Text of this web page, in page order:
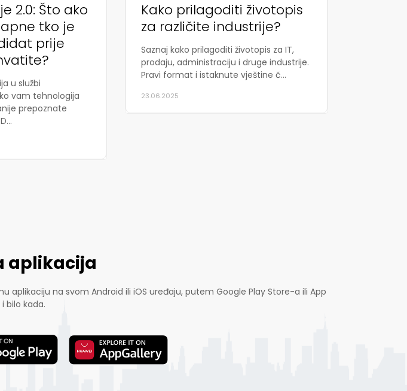
2.0: Što ako
tko je
prije
u službi
vam tehnologija
prepoznate
Kako prilagoditi životopis
za različite industrije?
Saznaj kako prilagoditi životopis za IT,
prodaju, administraciju i druge industrije.
Pravi format i istaknute vještine č...
23.06.2025
aplikacija
aplikaciju na svom Android ili iOS uređaju, putem Google Play Store-a ili App
bilo kada.